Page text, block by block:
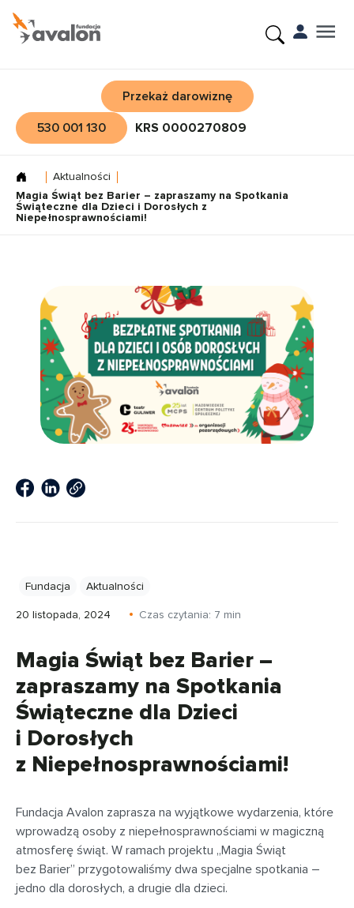
Przekaż darowiznę
530 001 130
KRS 0000270809
Aktualności
Magia Świąt bez Barier – zapraszamy na Spotkania
Świąteczne dla Dzieci i Dorosłych z
Niepełnosprawnościami!
Fundacja Aktualności
20 listopada, 2024 Czas czytania: 7 min
Magia Świąt bez Barier –
zapraszamy na Spotkania
Świąteczne dla Dzieci
i Dorosłych
z Niepełnosprawnościami!
Fundacja Avalon zaprasza na wyjątkowe wydarzenia, które
wprowadzą osoby z niepełnosprawnościami w magiczną
atmosferę świąt. W ramach projektu „Magia Świąt
bez Barier” przygotowaliśmy dwa specjalne spotkania –
jedno dla dorosłych, a drugie dla dzieci.